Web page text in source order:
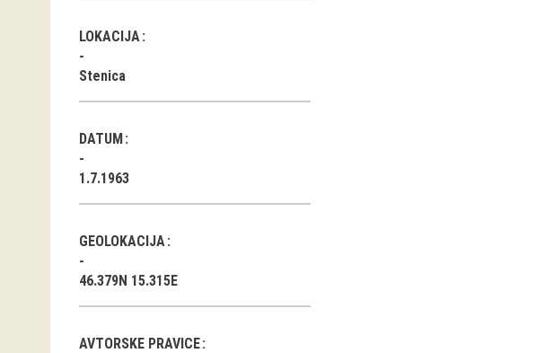
LOKACIJA
Stenica
DATUM
1.7.1963
GEOLOKACIJA
46.379N 15.315E
AVTORSKE PRAVICE